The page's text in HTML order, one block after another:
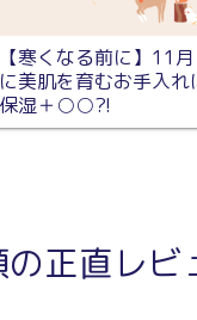
【寒くなる前に】11月
に美肌を育むお手入れ
保湿＋○○?!
の正直レ